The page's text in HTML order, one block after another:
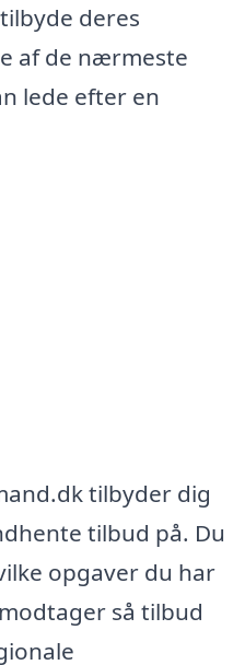
deres
af de nærmeste
lede efter en
tilbyder dig
tilbud på. Du
opgaver du har
så tilbud